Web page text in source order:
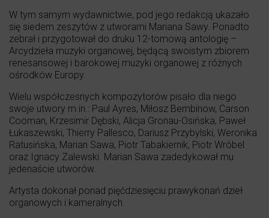
W tym samym wydawnictwie, pod jego redakcją ukazało
się siedem zeszytów z utworami Mariana Sawy. Ponadto
zebrał i przygotował do druku 12-tomową antologię –
Arcydzieła muzyki organowej, będącą swoistym zbiorem
renesansowej i barokowej muzyki organowej z różnych
ośrodków Europy.
Wielu współczesnych kompozytorów pisało dla niego
swoje utwory m.in.: Paul Ayres, Miłosz Bembinow, Carson
Cooman, Krzesimir Dębski, Alicja Gronau-Osińska, Paweł
Łukaszewski, Thierry Pallesco, Dariusz Przybylski, Weronika
Ratusińska, Marian Sawa, Piotr Tabakiernik, Piotr Wróbel
oraz Ignacy Zalewski. Marian Sawa zadedykował mu
jedenaście utworów.
Artysta dokonał ponad pięćdziesięciu prawykonań dzieł
organowych i kameralnych.